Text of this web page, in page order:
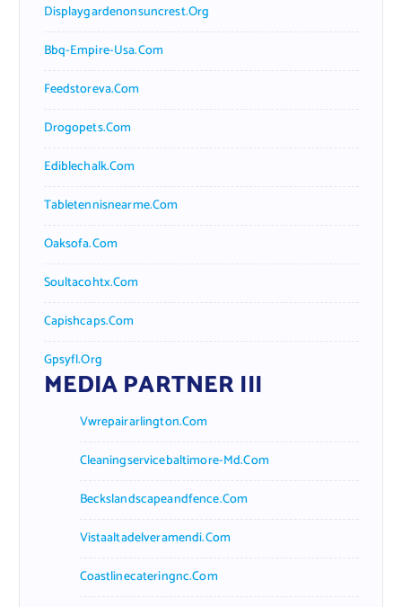
Displaygardenonsuncrest.org
Bbq-Empire-Usa.com
Feedstoreva.com
Drogopets.com
Ediblechalk.com
Tabletennisnearme.com
Oaksofa.com
Soultacohtx.com
Capishcaps.com
Gpsyfl.org
MEDIA PARTNER III
Vwrepairarlington.com
Cleaningservicebaltimore-Md.com
Beckslandscapeandfence.com
Vistaaltadelveramendi.com
Coastlinecateringnc.com